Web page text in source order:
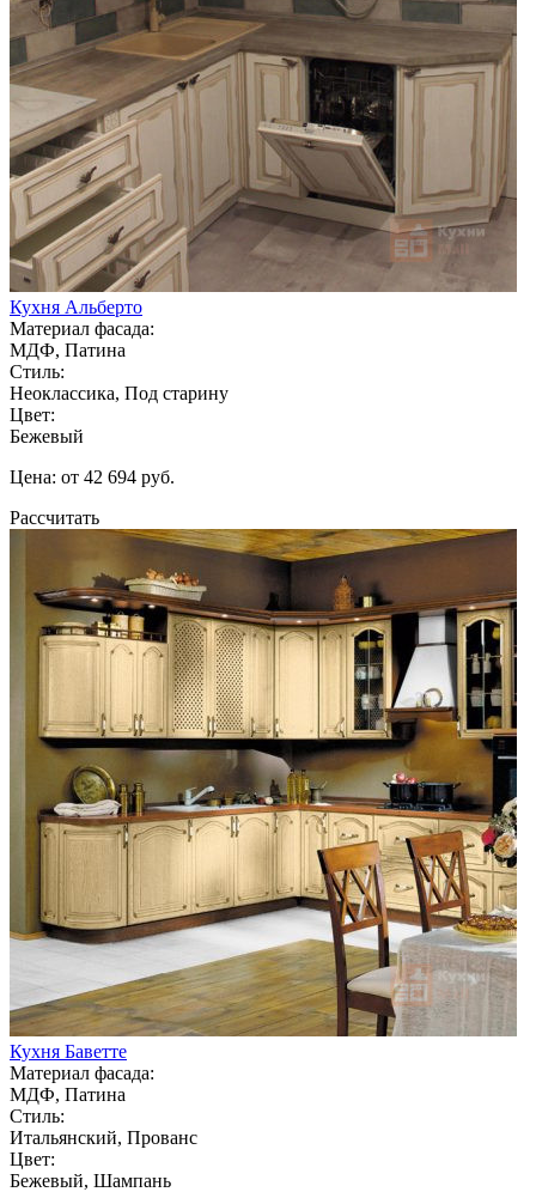
Кухня Альберто
Материал фасада:
МДФ, Патина
Стиль:
Неоклассика, Под старину
Цвет:
Бежевый
Цена: от 42 694 руб.
Рассчитать
Кухня Баветте
Материал фасада:
МДФ, Патина
Стиль:
Итальянский, Прованс
Цвет:
Бежевый, Шампань